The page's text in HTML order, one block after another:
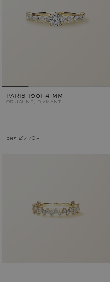
PARIS 1901 4 MM
OR JAUNE, DIAMANT
chf 2'770.–